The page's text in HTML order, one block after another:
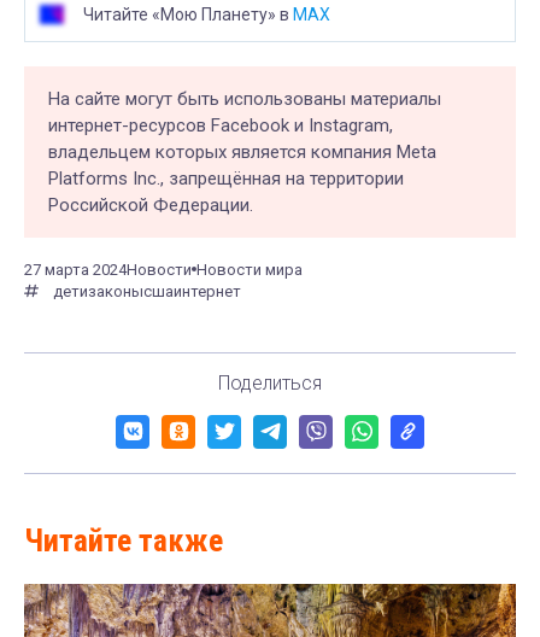
Читайте «Мою Планету» в MAX
На сайте могут быть использованы материалы
интернет-ресурсов Facebook и Instagram,
владельцем которых является компания Meta
Platforms Inc., запрещённая на территории
Российской Федерации.
27 марта 2024Новости Новости мира
детизаконысшаинтернет
Поделиться
Читайте также